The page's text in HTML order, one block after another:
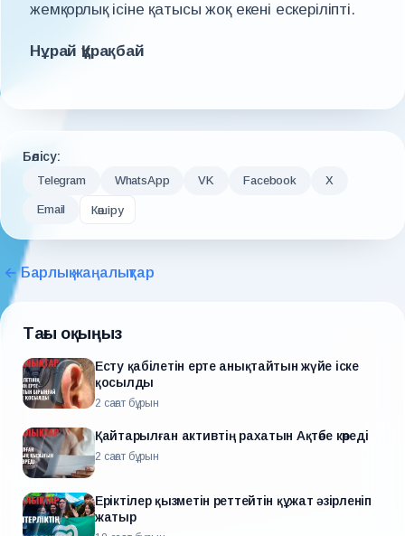
жемқорлық ісіне қатысы жоқ екені ескеріліпті.
Нұрай Құрақбай
Бөлісу:
Telegram WhatsApp VK Facebook X
Email Көшіру
← Барлық жаңалықтар
Тағы оқыңыз
Есту қабілетін ерте анықтайтын жүйе іске
қосылды
2 сағат бұрын
Қайтарылған активтің рахатын Ақтөбе көреді
2 сағат бұрын
Еріктілер қызметін реттейтін құжат әзірленіп
жатыр